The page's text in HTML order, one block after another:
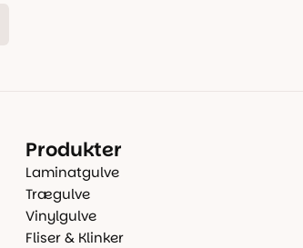
Produkter
Laminatgulve
Trægulve
Vinylgulve
Fliser & Klinker